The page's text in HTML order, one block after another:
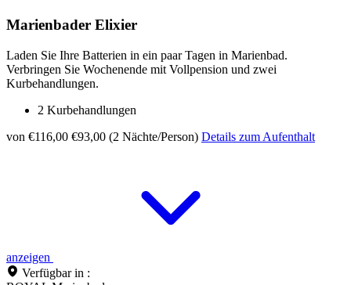
Marienbader Elixier
Laden Sie Ihre Batterien in ein paar Tagen in Marienbad.
Verbringen Sie Wochenende mit Vollpension und zwei
Kurbehandlungen.
2 Kurbehandlungen
von €116,00 €93,00 (2 Nächte/Person) Details zum Aufenthalt
anzeigen
Verfügbar in :